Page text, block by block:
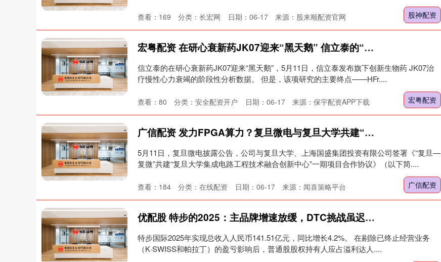
股神配资
日期：06-17 来源：股来顺配资官网
查看： 169 分类： 长宏网
宏粤配资 在研心衰新药JK07迎来“黑天鹅” 信立泰的“百亿心衰药”梦碎了吗？
信立泰的在研心衰新药JK07迎来“黑天鹅”，5月11日，信立泰发布旗下创新生物药 JK07治
疗慢性心力衰竭的阶段性分析数据。 但是，该项研究的主要终点——HFr....
宏粤配资
日期：06-17 来源：保宇配资APP下载
查看： 80 分类： 安全配资开户
广信配资 发力FPGA算力？复旦微电与复旦大学共建“集成电路技术中心”
5月11日，复旦微电披露公告，公司与复旦大学、上海国盛集团投资有限公司签署《“复旦—
复微”共建“复旦大学集成电路工程技术融合创新中心”一期项目合作协议》（以下简....
广信配资
日期：06-17 来源：闻喜策略平台
查看： 184 分类： 在线配资
优配股 特步的2025：主品牌增速放缓，DTC挑战虽迟但至
特步国际2025年实现总收入人民币141.51亿元，同比增长4.2%。 在剔除已终止经营业务
（K·SWISS和帕拉丁）的盈亏影响后，普通股股权持有人应占溢利达人....